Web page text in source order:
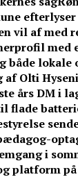
vil af med
både lokale
Olti
års DM i
i
platform